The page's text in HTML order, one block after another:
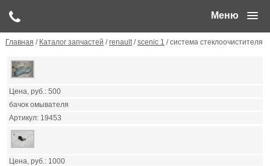
Меню
Главная / Каталог запчастей /renault/scenic 1 / система стеклоочистителя
500
бачок омывателя
19453
1000